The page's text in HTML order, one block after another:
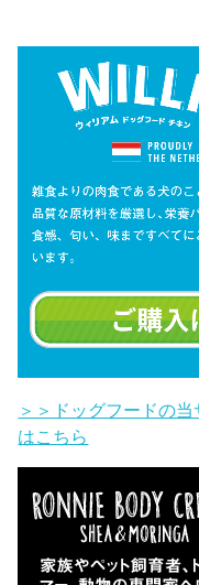
＞＞ドッグフードの
はこちら